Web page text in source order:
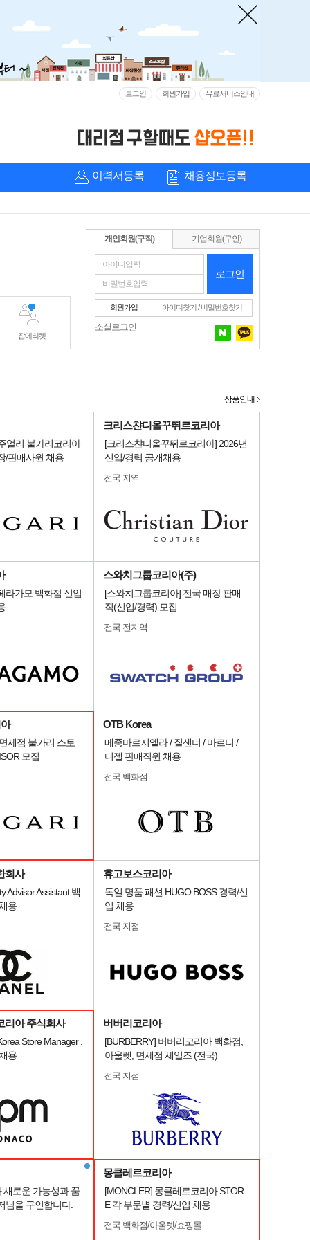
로그인 회원가입 유료서비스안내
이력서등록 채용정보등록
잡에티켓
개인회원(구직) 기업회원(구인)
로그인
회원가입 아이디찾기/비밀번호찾기
소셜로그인
얼리 불가리코리아
/판매사원 채용
크리스챤디올꾸뛰르코리아
[크리스챤디올꾸뛰르코리아] 2026년
신입/경력 공개채용
전국 지역
라가모 백화점 신입
스와치그룹코리아(주)
[스와치그룹코리아] 전국 매장 판매
직(신입/경력) 모집
전국 전지역
세점 불가리 스토
모집
OTB Korea
메종마르지엘라 / 질샌더 / 마르니 /
디젤 판매직원 채용
전국 백화점
회사
Advisor Assistant 백
용
휴고보스코리아
독일 명품 패션 HUGO BOSS 경력/신
입 채용
전국 지점
리아 주식회사
Store Manager .
용
버버리코리아
[BURBERRY] 버버리코리아 백화점,
아울렛, 면세점 세일즈 (전국)
전국 지점
새로운 가능성과 꿈
님을 구인합니다.
몽클레르코리아
[MONCLER] 몽클레르코리아 STOR
E 각 부문별 경력/신입 채용
전국 백화점/아울렛/쇼핑몰
상품안내